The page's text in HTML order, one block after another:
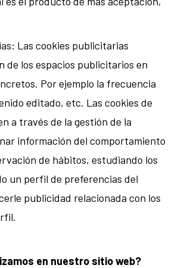
Las cookies publicitarias
de los espacios publicitarios en
Por ejemplo la frecuencia
editado, etc. Las cookies de
a través de la gestión de la
información del comportamiento
de hábitos, estudiando los
un perfil de preferencias del
publicidad relacionada con los
en nuestro sitio web?